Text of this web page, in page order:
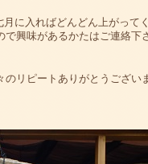
に入ればどんどん上がって
興味があるかたはご連絡下
リピートありがとうござい